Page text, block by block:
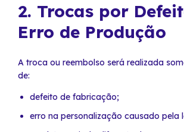
2. Trocas por
Erro de Produção
A troca ou reembolso será realizada
de:
defeito de fabricação;
erro na personalização causado pela